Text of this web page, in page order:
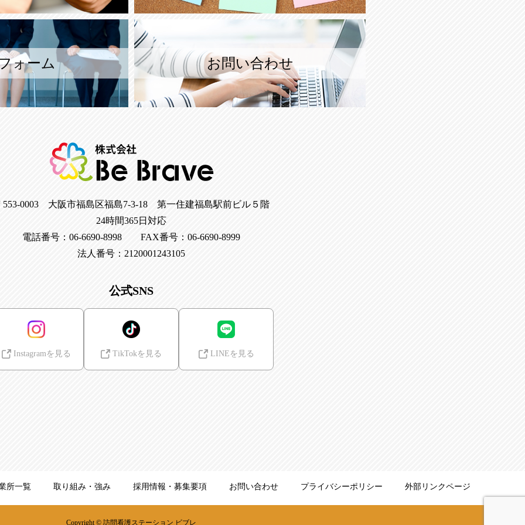
ォーム お問い合わせ
553-0003 大阪市福島区福島7-3-18 第一住建福島駅前ビル５階
24時間365日対応
電話番号：06-6690-8998 FAX番号：06-6690-8999
法人番号：2120001243105
公式SNS
Instagramを見る TikTokを見る LINEを見る
所一覧 取り組み・強み 採用情報・募集要項 お問い合わせ プライバシーポリシー 外部リンクページ
Copyright © 訪問看護ステーション ビブレ